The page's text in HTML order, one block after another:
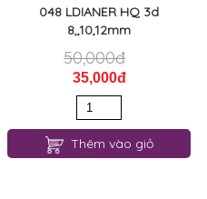
048 LDIANER HQ 3d
8,,10,12mm
50,000đ
35,000đ
Thêm vào giỏ